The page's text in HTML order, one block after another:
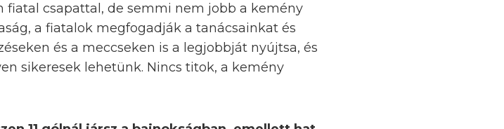
csapattal, de semmi nem jobb a kemény
a fiatalok megfogadják a tanácsainkat és
és a meccseken is a legjobbját nyújtsa, és
sikeresek lehetünk. Nincs titok, a kemény